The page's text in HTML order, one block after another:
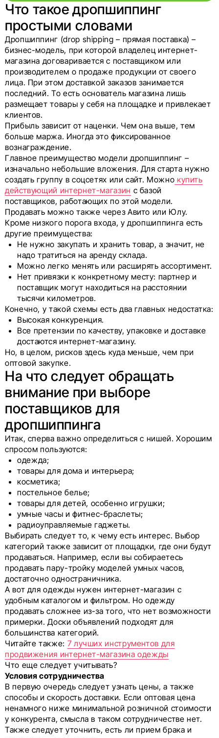
Что такое дропшиппинг
простыми словами
Дропшиппинг (drop shipping – прямая поставка) –
бизнес-модель, при которой владелец интернет-
магазина договаривается с поставщиком или
производителем о продаже продукции от своего
лица. При этом доставкой заказов занимается
последний. То есть основатель магазина лишь
размещает товары у себя на площадке и привлекает
клиентов.
Прибыль зависит от наценки. Чем она выше, тем
больше маржа. Иногда это фиксированное
вознаграждение.
Главное преимущество модели дропшиппинг –
изначально небольшие вложения. Для старта нужно
создать группу в соцсетях или сайт. Можно купить
действующий интернет-магазин с базой
поставщиков, работающих по этой модели.
Продавать можно также через Авито или Юлу.
Кроме низкого порога входа, у дропшиппинга есть
другие преимущества:
Не нужно закупать и хранить товар, а значит, не
надо тратиться на аренду склада.
Можно легко менять или расширять ассортимент.
Нет привязки к конкретному месту: партнер и
поставщик могут находиться на расстоянии
тысячи километров.
Конечно, у такой схемы есть два главных недостатка:
Высокая конкуренция.
Все претензии по качеству, упаковке и доставке
достаются интернет-магазину.
Но, в целом, рисков здесь куда меньше, чем при
оптовой закупке.
На что следует обращать
внимание при выборе
поставщиков для
дропшиппинга
Итак, сперва важно определиться с нишей. Хорошим
спросом пользуются:
одежда;
товары для дома и интерьера;
косметика;
постельное белье;
товары для детей, особенно игрушки;
умные часы и фитнес-браслеты;
радиоуправляемые гаджеты.
Выбирать следует то, к чему есть интерес. Выбор
категорий также зависит от площадки, где они будут
продаваться. Например, если вы собираетесь
продавать пару-тройку моделей умных часов,
достаточно одностраничника.
А вот для одежды нужен интернет-магазин с
удобным каталогом и фильтром. Но одежду
продавать сложнее из-за того, что нет возможности
примерки. Доски объявлений подходят для
большинства категорий.
Читайте также: 7 лучших инструментов для
продвижения интернет-магазина одежды
Что еще следует учитывать?
Условия сотрудничества
В первую очередь следует узнать цены, а также
способы и скорость доставки. Если оптовая цена
ненамного ниже минимальной розничной стоимости
у конкурента, смысла в таком сотрудничестве нет.
Также следует уточнить, есть ли прием брака и